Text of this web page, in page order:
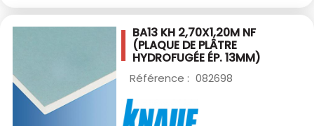
BA13 KH 2,70X1,20M NF
(PLAQUE DE PLÂTRE
HYDROFUGÉE ÉP. 13MM)
Référence : 082698